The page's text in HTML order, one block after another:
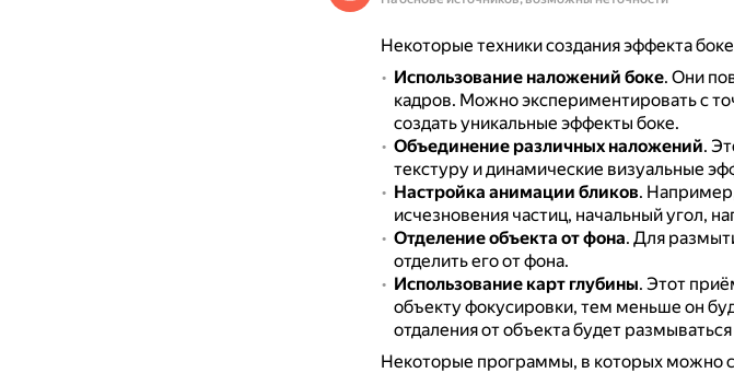
Некоторые техники создания эффекта
Использование наложений боке. Они
кадров. Можно экспериментировать с
создать уникальные эффекты боке.
Объединение различных наложений.
текстуру и динамические визуальные
Настройка анимации бликов.
исчезновения частиц, начальный угол,
Отделение объекта от фона. Для
отделить его от фона.
Использование карт глубины. Этот
объекту фокусировки, тем меньше он
отдаления от объекта будет
Некоторые программы, в которых можно